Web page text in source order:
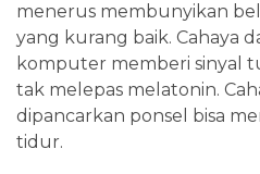
menerus membunyikan
yang kurang baik. Cahaya
komputer memberi sinyal
tak melepas melatonin.
dipancarkan ponsel bisa
tidur.